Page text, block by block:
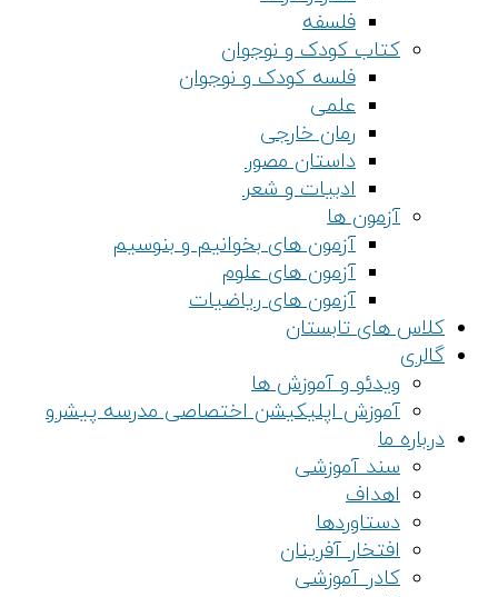
فلسفه
کتاب کودک و نوجوان
فلسه کودک و نوجوان
علمی
رمان خارجی
داستان مصور
ادبیات و شعر
آزمون ها
آزمون های بخوانیم و بنوسیم
آزمون های علوم
آزمون های ریاضیات
کلاس های تابستان
گالری
ویدئو و آموزش ها
آموزش اپلیکیشن اختصاصی مدرسه پیشرو
درباره ما
سند آموزشی
اهداف
دستاوردها
افتخار آفرینان
کادر آموزشی